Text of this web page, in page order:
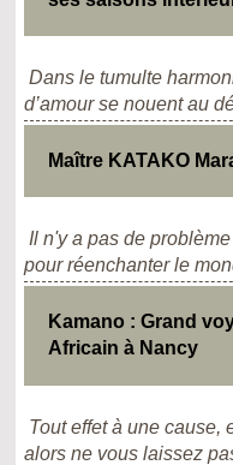
Dans le tumulte
d’amour se nouent au
Maître KATAKO
Il n'y a pas de
pour réenchanter le
Kamano : Grand
Africain à Nancy
Tout effet à une cause,
alors ne vous laissez